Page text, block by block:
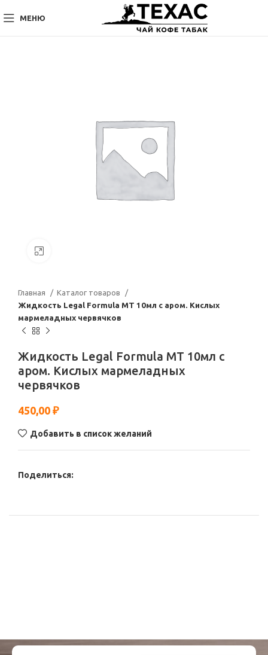
МЕНЮ
Главная
Каталог товаров
Жидкость Legal Formula МТ 10мл с аром. Кислых
мармеладных червячков
Жидкость Legal Formula МТ 10мл с
аром. Кислых мармеладных
червячков
450,00 ₽
Добавить в список желаний
Поделиться: